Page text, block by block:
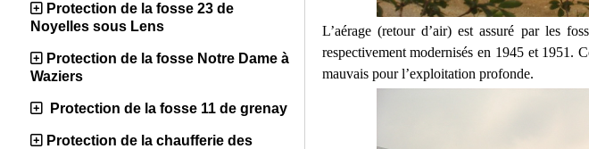
Protection de la fosse 23 de
Noyelles sous Lens
Protection de la fosse Notre Dame à
Waziers
Protection de la fosse 11 de grenay
Protection de la chaufferie des
L’aérage (retour d’air) est assuré par les
respectivement modernisés en 1945 et 1951.
mauvais pour l’exploitation profonde.